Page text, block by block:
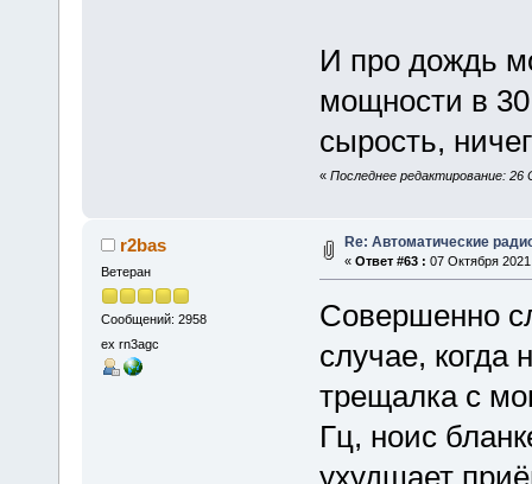
И про дождь
мощности в
сырость,
« Последнее редактирование:
r2bas
Ветеран
Сообщений: 2958
ex rn3agc
Re: Автоматические
« Ответ #63 : 07 Октября
Совершенно
случае, когда
трещалка с
Гц, ноис
ухудшает